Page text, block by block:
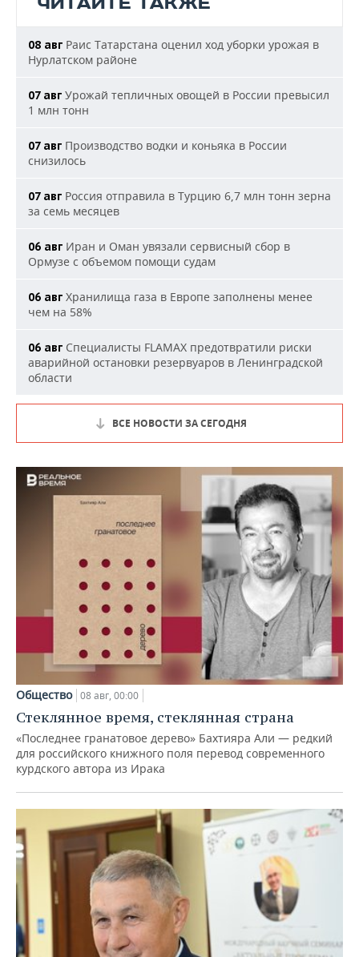
08 авг Раис Татарстана оценил ход уборки урожая в
Нурлатском районе
07 авг Урожай тепличных овощей в России превысил
1 млн тонн
07 авг Производство водки и коньяка в России
снизилось
07 авг Россия отправила в Турцию 6,7 млн тонн зерна
за семь месяцев
06 авг Иран и Оман увязали сервисный сбор в
Ормузе с объемом помощи судам
06 авг Хранилища газа в Европе заполнены менее
чем на 58%
06 авг Специалисты FLAMAX предотвратили риски
аварийной остановки резервуаров в Ленинградской
области
ВСЕ НОВОСТИ ЗА СЕГОДНЯ
Общество 08 авг, 00:00
Стеклянное время, стеклянная страна
«Последнее гранатовое дерево» Бахтияра Али — редкий
для российского книжного поля перевод современного
курдского автора из Ирака